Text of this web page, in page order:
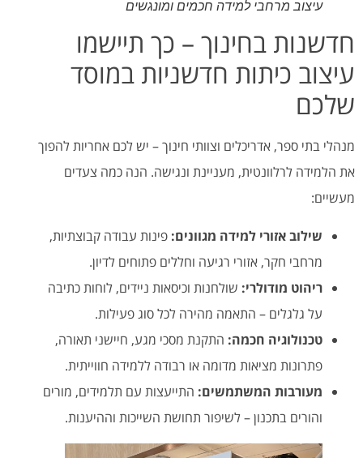
עיצוב מרחבי למידה חכמים ומונגשים
חדשנות בחינוך – כך תיישמו
עיצוב כיתות חדשניות במוסד
שלכם
מנהלי בתי ספר, אדריכלים וצוותי חינוך – יש לכם אחריות להפוך
את הלמידה לרלוונטית, מעניינת ונגישה. הנה כמה צעדים
מעשיים:
שילוב אזורי למידה מגוונים: פינות עבודה קבוצתיות,
מרחבי חקר, אזורי רגיעה וחללים פתוחים לדיון.
ריהוט מודולרי: שולחנות וכיסאות ניידים, לוחות כתיבה
על גלגלים – התאמה מהירה לכל סוג פעילות.
טכנולוגיה חכמה: התקנת מסכי מגע, חיישני תאורה,
פתרונות מציאות מדומה או רבודה ללמידה חווייתית.
מעורבות המשתמשים: התייעצות עם תלמידים, מורים
והורים בתכנון – לשיפור תחושת השייכות וההיענות.